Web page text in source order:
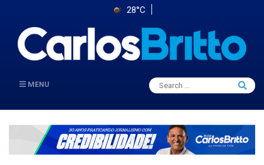
28°C
MENU
Search
for:
Search